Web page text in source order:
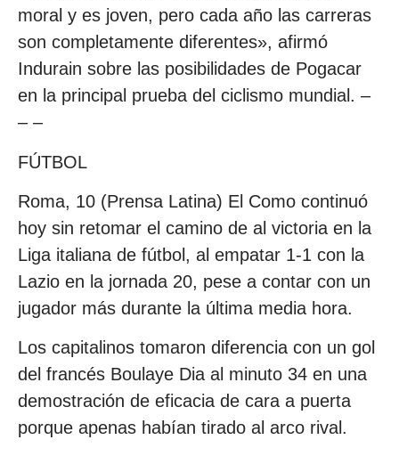
moral y es joven, pero cada año las carreras
son completamente diferentes», afirmó
Indurain sobre las posibilidades de Pogacar
en la principal prueba del ciclismo mundial. –
– –
FÚTBOL
Roma, 10 (Prensa Latina) El Como continuó
hoy sin retomar el camino de al victoria en la
Liga italiana de fútbol, al empatar 1-1 con la
Lazio en la jornada 20, pese a contar con un
jugador más durante la última media hora.
Los capitalinos tomaron diferencia con un gol
del francés Boulaye Dia al minuto 34 en una
demostración de eficacia de cara a puerta
porque apenas habían tirado al arco rival.